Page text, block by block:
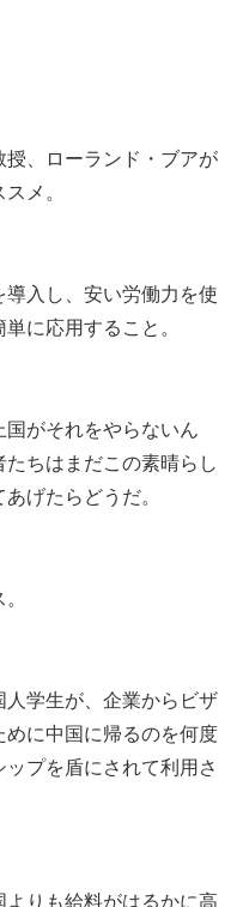
、ローランド・ブアが
メ。
入し、安い労働力を使
に応用すること。
国がそれをやらないん
ちはまだこの素晴らし
げたらどうだ。
学生が、企業からビザ
に中国に帰るのを何度
プを盾にされて利用さ
りも給料がはるかに高